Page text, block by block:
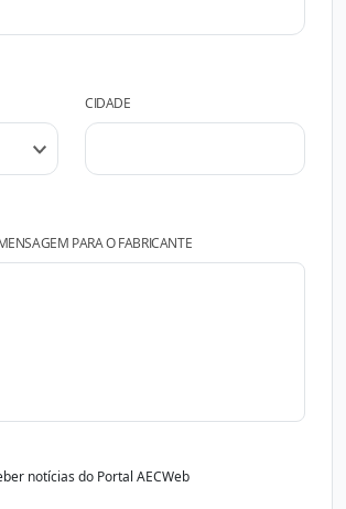
CIDADE
PARA O FABRICANTE
notícias do Portal AECWeb